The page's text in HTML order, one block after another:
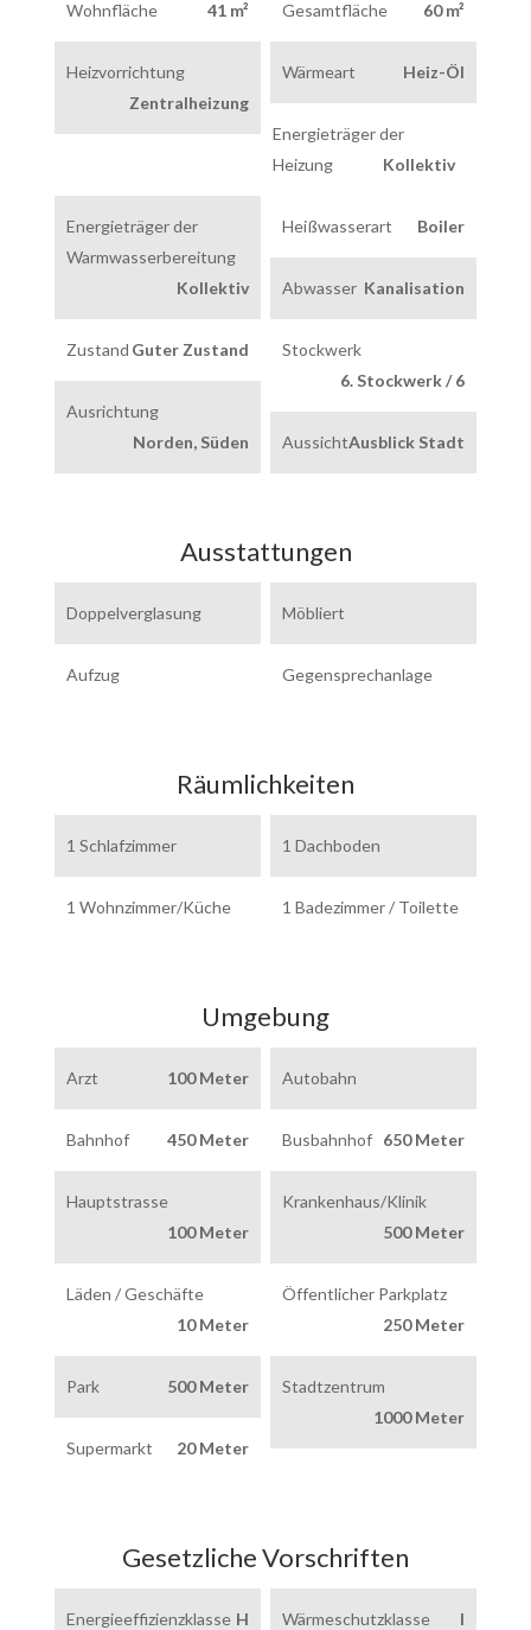
Wohnfläche 41 m² Gesamtfläche 60 m²
Heizvorrichtung
Zentralheizung
Wärmeart Heiz-Öl
Energieträger der
Heizung
Kollektiv
Heißwasserart Boiler
Energieträger der
Warmwasserbereitung
Kollektiv
Abwasser Kanalisation
Zustand Guter Zustand
Stockwerk
6. Stockwerk / 6
Ausrichtung
Norden, Süden
AussichtAusblick Stadt
Ausstattungen
Doppelverglasung Möbliert
Aufzug Gegensprechanlage
Räumlichkeiten
1 Schlafzimmer 1 Dachboden
1 Wohnzimmer/Küche 1 Badezimmer / Toilette
Umgebung
Arzt 100 Meter Autobahn
Bahnhof 450 Meter Busbahnhof 650 Meter
Hauptstrasse
100 Meter
Krankenhaus/Klinik
500 Meter
Läden / Geschäfte
10 Meter
Öffentlicher Parkplatz
250 Meter
Park 500 Meter
Stadtzentrum
1000 Meter
Supermarkt
20 Meter
Gesetzliche Vorschriften
Energieeffizienzklasse H Wärmeschutzklasse I